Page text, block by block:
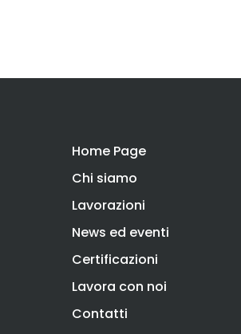
Home Page
Chi siamo
Lavorazioni
News ed eventi
Certificazioni
Lavora con noi
Contatti